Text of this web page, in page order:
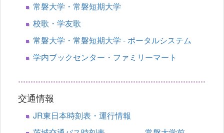
常磐大学・常磐短期大学
校歌・学友歌
常磐大学・常磐短期大学 - ポータルシステム
学内ブックセンター・ファミリーマート
交通情報
JR東日本時刻表・運行情報